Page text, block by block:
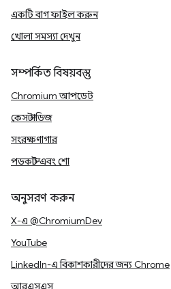
একটি বাগ ফাইল করুন
খোলা সমস্যা দেখুন
সম্পর্কিত বিষয়বস্তু
Chromium আপডেট
কেস স্টাডিজ
সংরক্ষণাগার
পডকাস্ট এবং শো
অনুসরণ করুন
X-এ @ChromiumDev
YouTube
LinkedIn-এ বিকাশকারীদের জন্য Chrome
আরএসএস